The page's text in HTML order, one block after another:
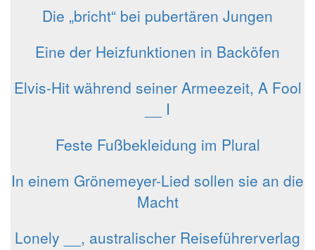
Die „bricht“ bei pubertären Jungen
Eine der Heizfunktionen in Backöfen
Elvis-Hit während seiner Armeezeit, A Fool
__ I
Feste Fußbekleidung im Plural
In einem Grönemeyer-Lied sollen sie an die
Macht
Lonely __, australischer Reiseführerverlag